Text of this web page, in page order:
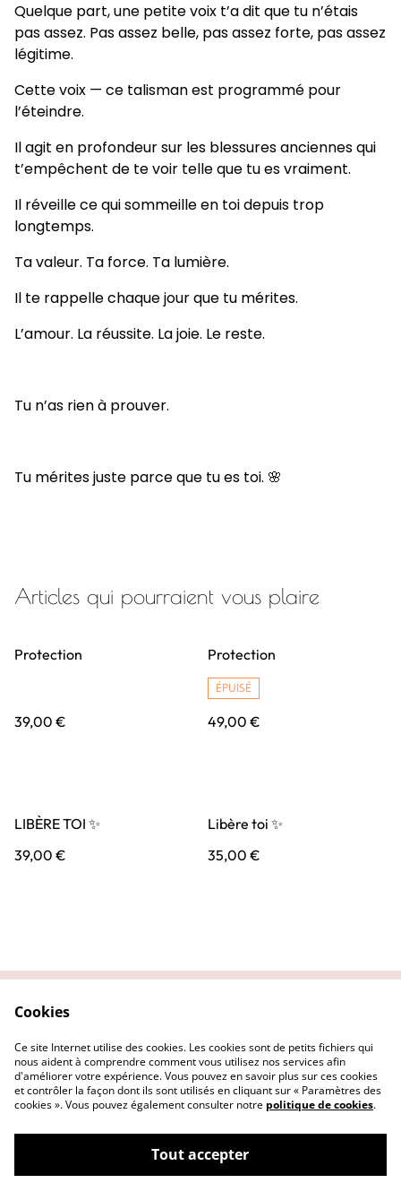
Quelque part, une petite voix t’a dit que tu n’étais
pas assez. Pas assez belle, pas assez forte, pas assez
légitime.
Cette voix — ce talisman est programmé pour
l’éteindre.
Il agit en profondeur sur les blessures anciennes qui
t’empêchent de te voir telle que tu es vraiment.
Il réveille ce qui sommeille en toi depuis trop
longtemps.
Ta valeur. Ta force. Ta lumière.
Il te rappelle chaque jour que tu mérites.
L’amour. La réussite. La joie. Le reste.
Tu n’as rien à prouver.
Tu mérites juste parce que tu es toi. 🌸
Articles qui pourraient vous plaire
Protection
39,00 €
Protection
ÉPUISÉ
49,00 €
LIBÈRE TOI ✨
39,00 €
Libère toi ✨
35,00 €
Politique de
confidentialité
Politique de cookies
Cookies
Ce site Internet utilise des cookies. Les cookies sont de petits fichiers qui
nous aident à comprendre comment vous utilisez nos services afin
d'améliorer votre expérience. Vous pouvez en savoir plus sur ces cookies
et contrôler la façon dont ils sont utilisés en cliquant sur « Paramètres des
cookies ». Vous pouvez également consulter notre politique de cookies.
Tout accepter